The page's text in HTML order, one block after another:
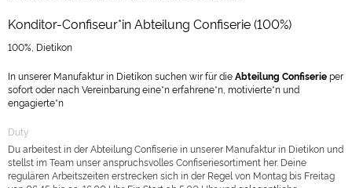
Konditor-Confiseur*in Abteilung Confiserie (100%)
100%, Dietikon
In unserer Manufaktur in Dietikon suchen wir für dieAbteilung Confiserieper
sofort oder nach Vereinbarung eine*n erfahrene*n, motivierte*n und
engagierte*n
Duty
Du arbeitest in der Abteilung Confiserie in unserer Manufaktur in Dietikon und
stellst im Team unser anspruchsvolles Confiseriesortiment her. Deine
regulären Arbeitszeiten erstrecken sich in der Regel von Montag bis Freitag